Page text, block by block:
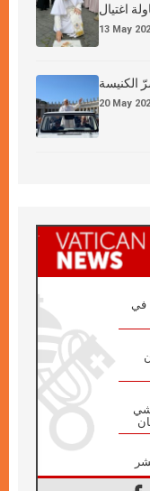
اغتيال
13 May
الكنيسة
20 May
في